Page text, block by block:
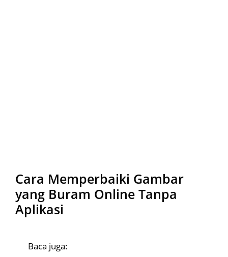
Cara Memperbaiki Gambar
yang Buram Online Tanpa
Aplikasi
Baca juga: